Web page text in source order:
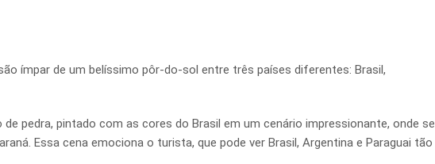
ímpar de um belíssimo pôr-do-sol entre três países diferentes: Brasil,
pedra, pintado com as cores do Brasil em um cenário impressionante, onde se
Essa cena emociona o turista, que pode ver Brasil, Argentina e Paraguai tão